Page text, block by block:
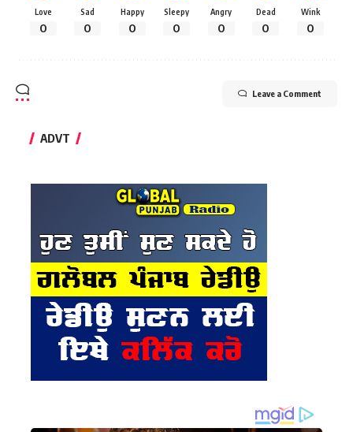
Love
0
Sad
0
Happy
0
Sleepy
0
Angry
0
Dead
0
Wink
0
Leave a Comment
ADVT